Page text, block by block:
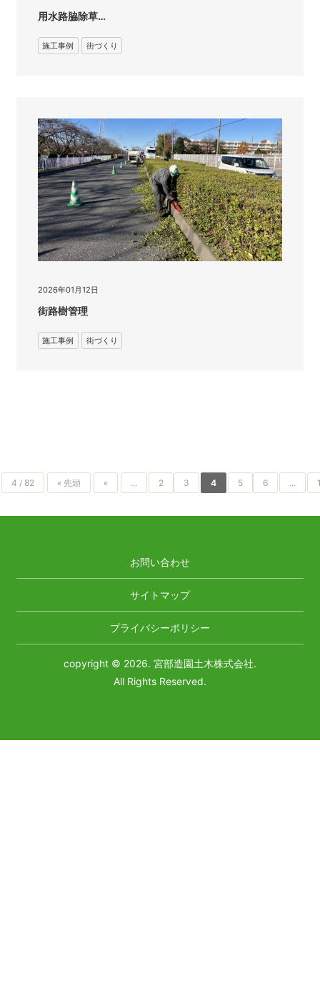
用水路脇除草…
施工事例 街づくり
2026年01月12日
街路樹管理
施工事例 街づくり
4 / 82 « 先頭 « ... 2 3 4 5 6 ...
お問い合わせ
サイトマップ
プライバシーポリシー
copyright © 2026. 宮部造園土木株式会社.
All Rights Reserved.